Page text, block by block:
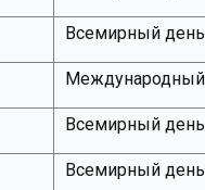
Всемирный
Всемирный
Всемирный